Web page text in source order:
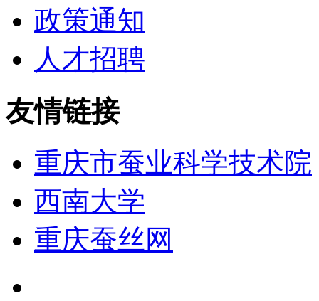
政策通知
人才招聘
友情链接
重庆市蚕业科学技术院
西南大学
重庆蚕丝网